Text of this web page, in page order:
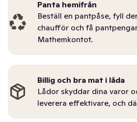
Panta hemifrån
Beställ en pantpåse, fyll
chaufför och få
Mathemkontot.
Billig och bra mat i låda
Lådor skyddar dina varor
leverera effektivare, och